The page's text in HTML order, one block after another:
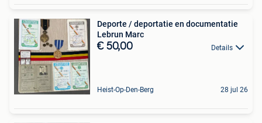
Deporte / deportatie en documentatie
Lebrun Marc
€ 50,00 Details
Heist-Op-Den-Berg 28 jul 26